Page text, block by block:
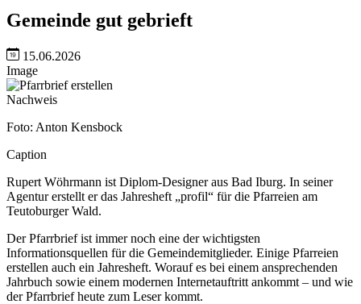
Gemeinde gut gebrieft
15.06.2026
Image
Nachweis
Foto: Anton Kensbock
Caption
Rupert Wöhrmann ist Diplom-Designer aus Bad Iburg. In seiner
Agentur erstellt er das Jahresheft „profil“ für die Pfarreien am
Teutoburger Wald.
Der Pfarrbrief ist immer noch eine der wichtigsten
Informationsquellen für die Gemeindemitglieder. Einige Pfarreien
erstellen auch ein Jahresheft. Worauf es bei einem ansprechenden
Jahrbuch sowie einem modernen Internetauftritt ankommt – und wie
der Pfarrbrief heute zum Leser kommt.